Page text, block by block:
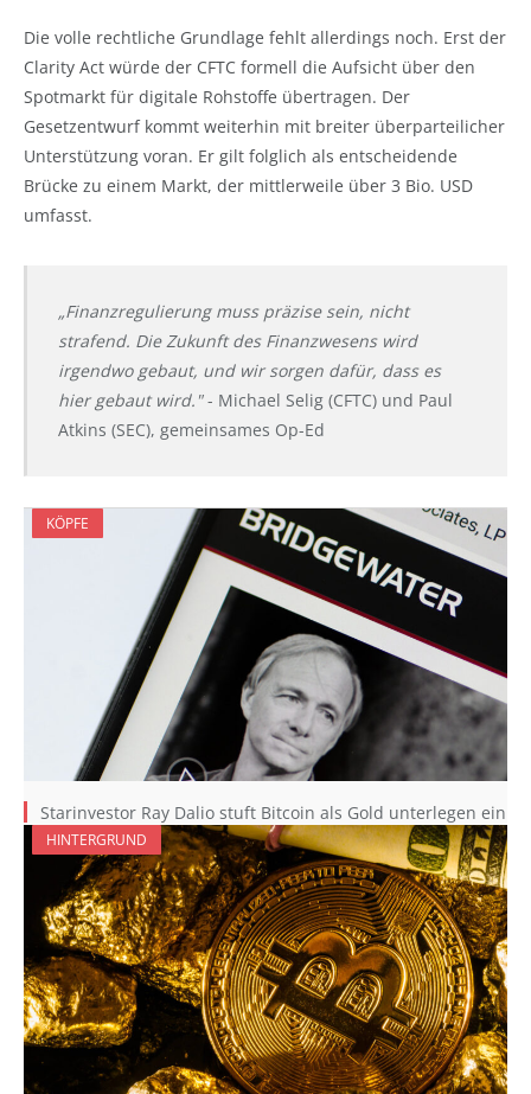
Die volle rechtliche Grundlage fehlt allerdings noch. Erst der
Clarity Act würde der CFTC formell die Aufsicht über den
Spotmarkt für digitale Rohstoffe übertragen. Der
Gesetzentwurf kommt weiterhin mit breiter überparteilicher
Unterstützung voran. Er gilt folglich als entscheidende
Brücke zu einem Markt, der mittlerweile über 3 Bio. USD
umfasst.
„Finanzregulierung muss präzise sein, nicht
strafend. Die Zukunft des Finanzwesens wird
irgendwo gebaut, und wir sorgen dafür, dass es
hier gebaut wird."- Michael Selig (CFTC) und Paul
Atkins (SEC), gemeinsames Op-Ed
KÖPFE
Starinvestor Ray Dalio stuft Bitcoin als Gold unterlegen ein
HINTERGRUND